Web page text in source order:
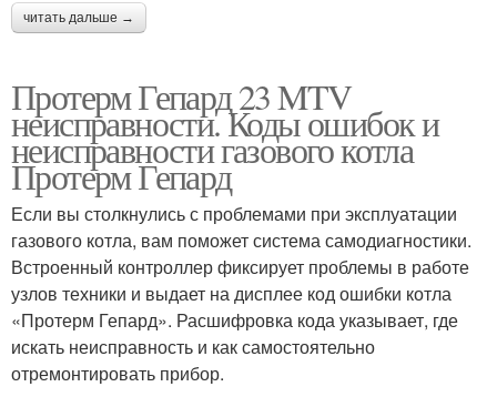
читать дальше →
Протерм Гепард 23 MTV
неисправности. Коды ошибок и
неисправности газового котла
Протерм Гепард
Если вы столкнулись с проблемами при эксплуатации
газового котла, вам поможет система самодиагностики.
Встроенный контроллер фиксирует проблемы в работе
узлов техники и выдает на дисплее код ошибки котла
«Протерм Гепард». Расшифровка кода указывает, где
искать неисправность и как самостоятельно
отремонтировать прибор.